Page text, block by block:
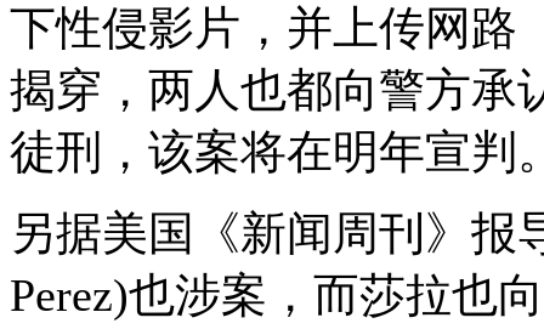
下性侵影片，并上传网路
揭穿，两人也都向警方承
徒刑，该案将在明年宣判
另据美国《新闻周刊》报
Perez)也涉案，而莎拉也